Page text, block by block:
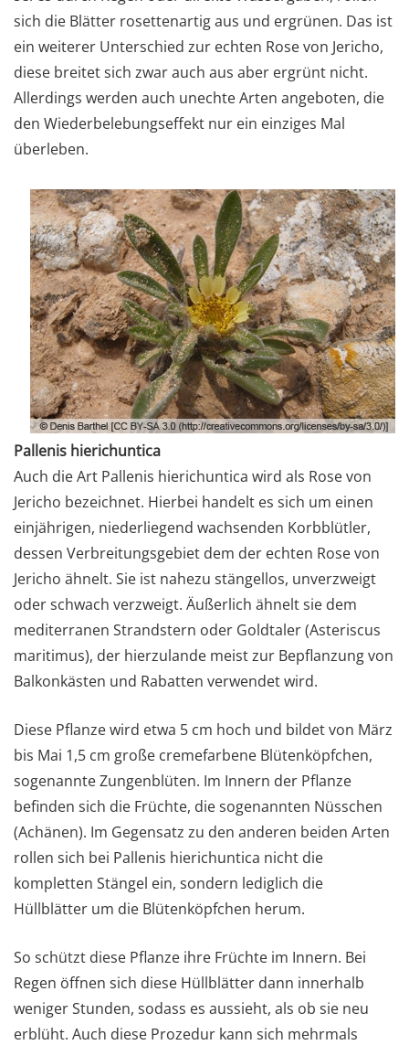
sich die Blätter rosettenartig aus und ergrünen. Das ist
ein weiterer Unterschied zur echten Rose von Jericho,
diese breitet sich zwar auch aus aber ergrünt nicht.
Allerdings werden auch unechte Arten angeboten, die
den Wiederbelebungseffekt nur ein einziges Mal
überleben.
Pallenis hierichuntica
Auch die Art Pallenis hierichuntica wird als Rose von
Jericho bezeichnet. Hierbei handelt es sich um einen
einjährigen, niederliegend wachsenden Korbblütler,
dessen Verbreitungsgebiet dem der echten Rose von
Jericho ähnelt. Sie ist nahezu stängellos, unverzweigt
oder schwach verzweigt. Äußerlich ähnelt sie dem
mediterranen Strandstern oder Goldtaler (Asteriscus
maritimus), der hierzulande meist zur Bepflanzung von
Balkonkästen und Rabatten verwendet wird.
Diese Pflanze wird etwa 5 cm hoch und bildet von März
bis Mai 1,5 cm große cremefarbene Blütenköpfchen,
sogenannte Zungenblüten. Im Innern der Pflanze
befinden sich die Früchte, die sogenannten Nüsschen
(Achänen). Im Gegensatz zu den anderen beiden Arten
rollen sich bei Pallenis hierichuntica nicht die
kompletten Stängel ein, sondern lediglich die
Hüllblätter um die Blütenköpfchen herum.
So schützt diese Pflanze ihre Früchte im Innern. Bei
Regen öffnen sich diese Hüllblätter dann innerhalb
weniger Stunden, sodass es aussieht, als ob sie neu
erblüht. Auch diese Prozedur kann sich mehrmals